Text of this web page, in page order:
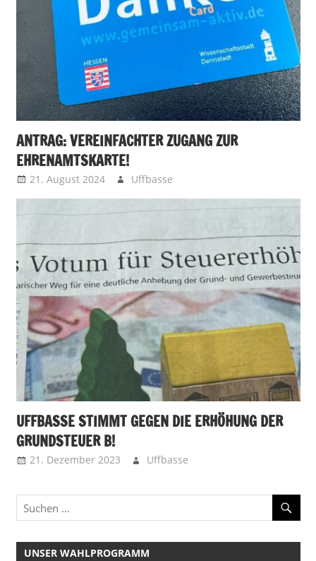
ANTRAG: VEREINFACHTER ZUGANG ZUR
EHRENAMTSKARTE!
21. August 2024 Uffbasse
UFFBASSE STIMMT GEGEN DIE ERHÖHUNG DER
GRUNDSTEUER B!
21. Dezember 2023 Uffbasse
UNSER WAHLPROGRAMM